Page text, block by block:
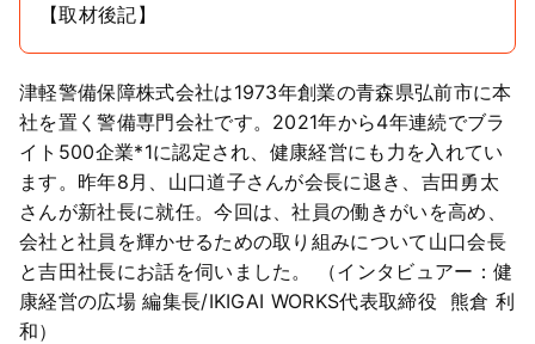
【取材後記】
津軽警備保障株式会社は1973年創業の青森県弘前市に本
社を置く警備専門会社です。2021年から4年連続でブラ
イト500企業*1に認定され、健康経営にも力を入れてい
ます。昨年8月、山口道子さんが会長に退き、吉田勇太
さんが新社長に就任。今回は、社員の働きがいを高め、
会社と社員を輝かせるための取り組みについて山口会長
と吉田社長にお話を伺いました。 （インタビュアー：健
康経営の広場 編集長/IKIGAI WORKS代表取締役 熊倉 利
和）